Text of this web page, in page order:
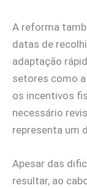
A reforma
datas de
adaptação
setores como
os incentivos
necessário
representa um
Apesar das
resultar, ao